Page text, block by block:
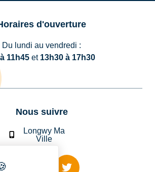
d'ouverture
Du lundi au vendredi :
11h45et 13h30 à 17h30
Nous suivre
Longwy Ma
Ville